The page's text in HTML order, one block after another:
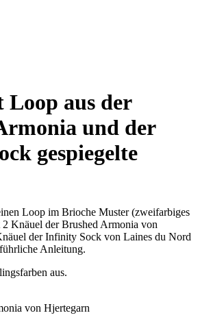
Loop aus der
und der
gespiegelte
Loop im Brioche Muster (zweifarbiges
2 Knäuel der Brushed Armonia von
der Infinity Sock von Laines du Nord
Anleitung.
aus.
von Hjertegarn